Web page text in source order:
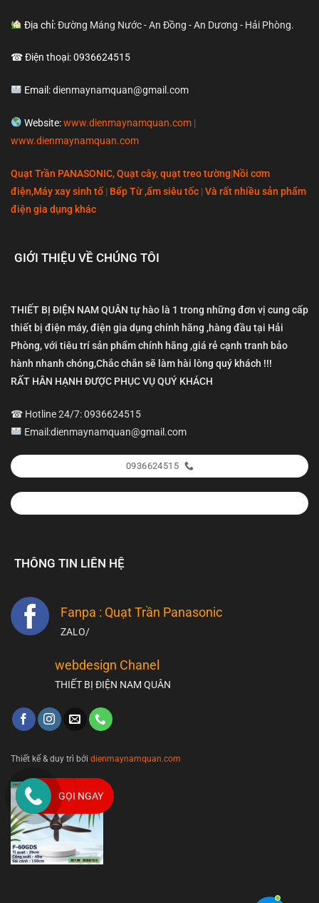
Địa chỉ:Đường Máng Nước - An Đồng - An Dương - Hải Phòng.
☎ Điện thoại: 0936624515
Email:dienmaynamquan@gmail.com
Website:www.dienmaynamquan.com |
www.dienmaynamquan.com
Quạt Trần PANASONIC, Quạt cây, quạt treo tường|Nồi cơm
điện,Máy xay sinh tố | Bếp Từ ,ấm siêu tốc | Và rất nhiều sản phẩm
điện gia dụng khác
GIỚI THIỆU VỀ CHÚNG TÔI
THIẾT BỊ ĐIỆN NAM QUÂN tự hào là 1 trong những đơn vị cung cấp
thiết bị điện máy, điện gia dụng chính hãng ,hàng đầu tại Hải
Phòng, với tiêu trí sản phẩm chính hãng ,giá rẻ cạnh tranh bảo
hành nhanh chóng,Chắc chắn sẽ làm hài lòng quý khách !!!
RẤT HÂN HẠNH ĐƯỢC PHỤC VỤ QUÝ KHÁCH
☎ Hotline 24/7: 0936624515
Email:dienmaynamquan@gmail.com
0936624515
THÔNG TIN LIÊN HỆ
Fanpa : Quạt Trần Panasonic
ZALO/
webdesign Chanel
THIẾT BỊ ĐIỆN NAM QUÂN
Thiết kế & duy trì bởi dienmaynamquan.com
GỌI NGAY